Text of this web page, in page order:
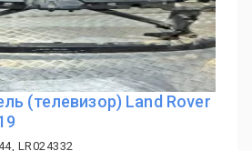
(телевизор) Land Rover
LR024332